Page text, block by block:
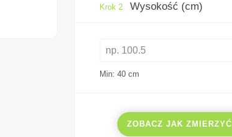
Krok 2 Wysokość (cm)
Min: 40 cm
ZOBACZ JAK ZMIERZYĆ